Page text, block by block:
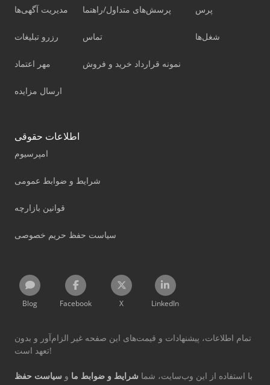
مدیریت آگهی‌ها
رزرو تبلیغات
مهر اعتماد
ارسال مزایده
پرسش‌های متداول/راهنما
تماس
نمونه قرارداد خرید و فروش
پرس
شغل‌ها
اطلاعات حقوقی
امپرسیوم
شرایط و ضوابط عمومی
قوانین بازارچه
سیاست حفظ حریم خصوصی
Blog Facebook X LinkedIn
تمام اطلاعات، پیشنهادات و قیمت‌های این صفحه غیر الزام‌آور و بدون
تعهد است!
با استفاده از این وب‌سایت، شما شرایط و ضوابط ما و سیاست حفظ